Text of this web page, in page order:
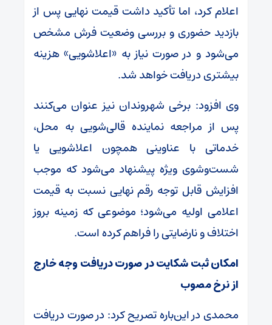
اعلام کرد، اما تأکید داشت قیمت نهایی پس از
بازدید حضوری و بررسی وضعیت فرش مشخص
می‌شود و در صورت نیاز به «اعلاشویی» هزینه
بیشتری دریافت خواهد شد.
وی افزود: برخی شهروندان نیز عنوان می‌کنند
پس از مراجعه نماینده قالی‌شویی به محل،
خدماتی با عناوینی همچون اعلاشویی یا
شست‌وشوی ویژه پیشنهاد می‌شود که موجب
افزایش قابل توجه رقم نهایی نسبت به قیمت
اعلامی اولیه می‌شود؛ موضوعی که زمینه بروز
اختلاف و نارضایتی را فراهم کرده است.
امکان ثبت شکایت در صورت دریافت وجه خارج
از نرخ مصوب
محمدی در این‌باره تصریح کرد: در صورت دریافت